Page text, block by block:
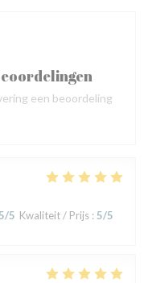
/5 Kwaliteit / Prijs : 5/5
een beoordeling